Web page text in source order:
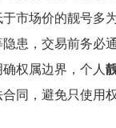
市场价的靓号多
患，交易前务必
权属边界，个人
同，避免只使用